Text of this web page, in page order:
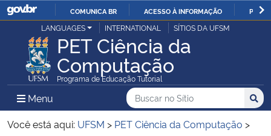
IR
PARA
O
CONTEÚDO
COMUNICA BR ACESSO À INFORMAÇÃO
Ministério da Justiça e Segurança Pública
Ministério da Defesa
Ministério das Relações Exteriores
LANGUAGES INTERNATIONAL SÍTIOS DA UFSM
PET Ciência da
Computação
Programa de Educação Tutorial
Menu Menu Principal do Sítio
Busca
Buscar no no Sítio
Busca:
Você está aqui: UFSM > PET Ciência da Computação >